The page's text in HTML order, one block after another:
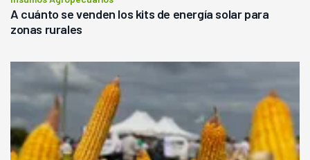
A cuánto se venden los kits de energía solar para
zonas rurales